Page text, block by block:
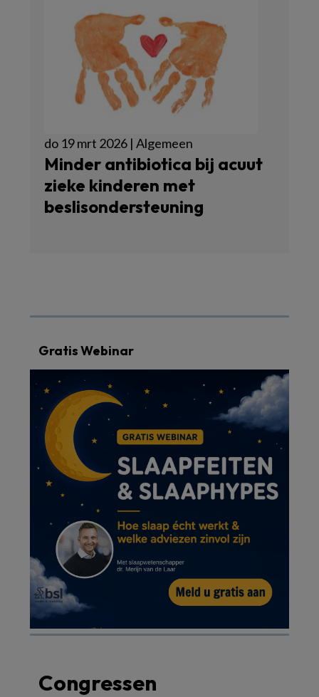
do 19 mrt 2026 | Algemeen
Minder antibiotica bij acuut
zieke kinderen met
beslisondersteuning
Gratis Webinar
Congressen